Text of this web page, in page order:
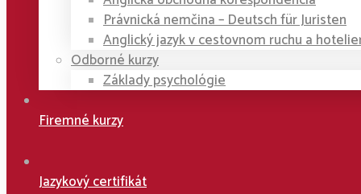
Právnická nemčina – Deutsch für Juristen
Anglický jazyk v cestovnom ruchu a
Odborné kurzy
Základy psychológie
Firemné kurzy
Jazykový certifikát